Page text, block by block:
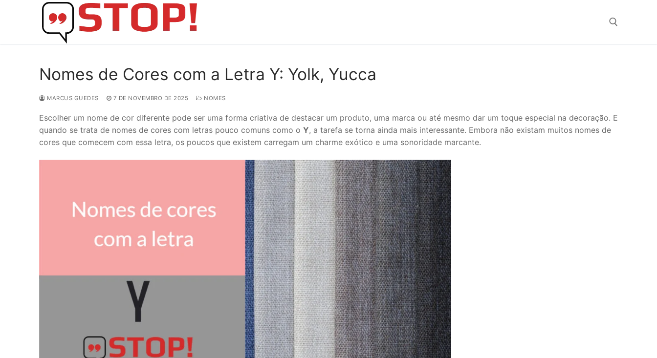
Nomes de Cores com a Letra Y: Yolk, Yucca
MARCUS GUEDES 7 DE NOVEMBRO DE 2025 NOMES
Escolher um nome de cor diferente pode ser uma forma criativa de destacar um produto, uma marca ou até mesmo dar um toque especial na decoração. E
quando se trata de nomes de cores com letras pouco comuns como o Y, a tarefa se torna ainda mais interessante. Embora não existam muitos nomes de
cores que comecem com essa letra, os poucos que existem carregam um charme exótico e uma sonoridade marcante.